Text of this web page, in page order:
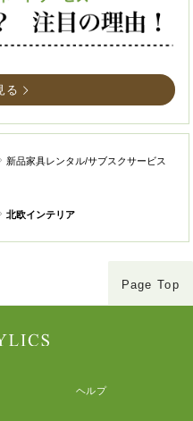
る
新品家具レンタル/サブスクサービス
北欧インテリア
Page Top
ヘルプ